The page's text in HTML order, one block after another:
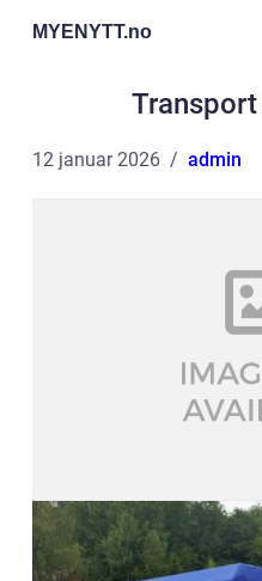
MYENYTT.no
12 januar 2026 admin